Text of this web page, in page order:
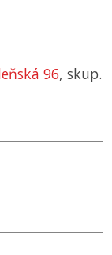
96, skup.